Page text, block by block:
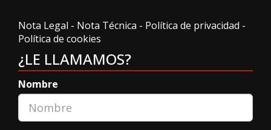
Nota Legal - Nota Técnica - Política de privacidad -
Política de cookies
¿LE LLAMAMOS?
Nombre